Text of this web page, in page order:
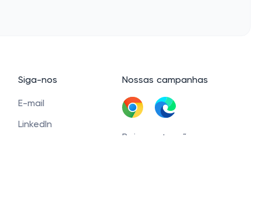
Siga-nos
E-mail
LinkedIn
Nossas campanhas
Baixar extensão